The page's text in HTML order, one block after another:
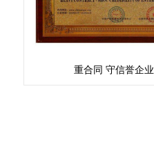
重合同 守信誉企业